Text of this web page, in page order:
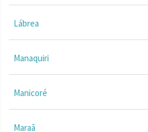
Lábrea
Manaquiri
Manicoré
Maraã